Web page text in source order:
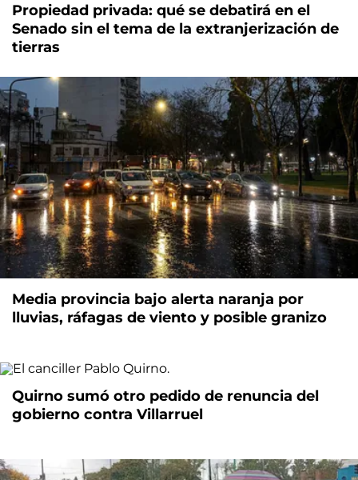
Propiedad privada: qué se debatirá en el
Senado sin el tema de la extranjerización de
tierras
Media provincia bajo alerta naranja por
lluvias, ráfagas de viento y posible granizo
Quirno sumó otro pedido de renuncia del
gobierno contra Villarruel